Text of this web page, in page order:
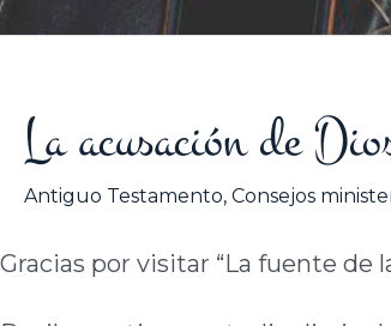
La acusación de
Antiguo Testamento, Consejos
Gracias por visitar “La fuente de